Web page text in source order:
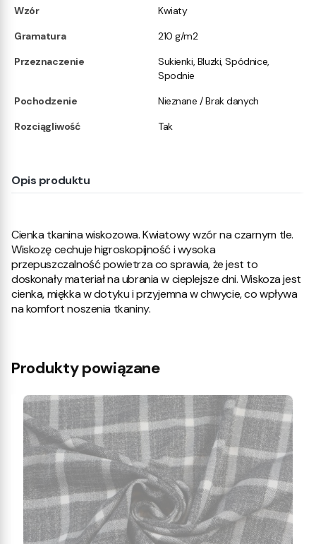
Wzór
Kwiaty
Gramatura
210 g/m2
Przeznaczenie
Sukienki, Bluzki, Spódnice,
Spodnie
Pochodzenie
Nieznane / Brak danych
Rozciągliwość
Tak
Opis produktu
Cienka tkanina wiskozowa. Kwiatowy wzór na czarnym tle.
Wiskozę cechuje higroskopijność i wysoka
przepuszczalność powietrza co sprawia, że jest to
doskonały materiał na ubrania w cieplejsze dni. Wiskoza jest
cienka, miękka w dotyku i przyjemna w chwycie, co wpływa
na komfort noszenia tkaniny.
Produkty powiązane